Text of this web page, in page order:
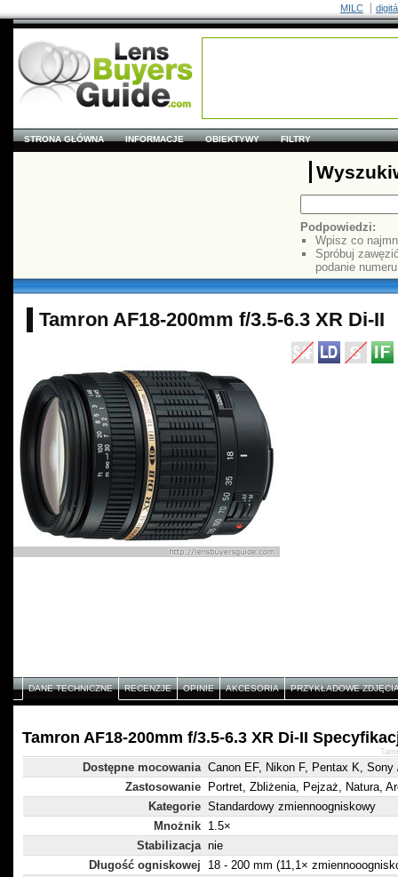
MILC
STRONA GŁÓWNA INFORMACJE OBIEKTYWY FILTRY
Podpowiedzi:
Wpisz co
Spróbuj
podanie
Tamron AF18-200mm f/3.5-6.3 XR Di-II
DANE TECHNICZNE RECENZJE OPINIE AKCESORIA PRZYKŁADOWE
Tamron AF18-200mm f/3.5-6.3 XR Di-II
Dostępne mocowania Canon EF, Nikon F, Pentax K, Sony
Zastosowanie
Portret, Zbliżenia, Pejzaż, Natura,
Kategorie Standardowy zmiennoogniskowy
Mnożnik 1.5×
Stabilizacja nie
Długość ogniskowej
18 - 200 mm (11,1×